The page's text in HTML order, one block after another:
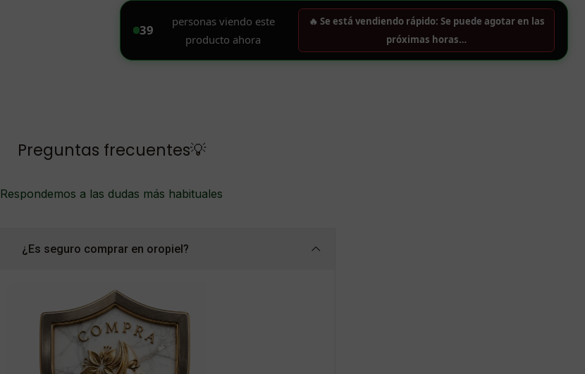
Preguntas frecuentes💡
Respondemos a las dudas más habituales
¿Es seguro comprar en oropiel?